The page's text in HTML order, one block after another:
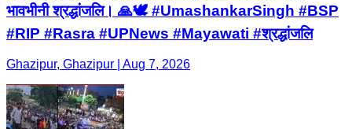
भावभीनी श्रद्धांजलि। 🙏🕊️ #UmashankarSingh #BSP
#RIP #Rasra #UPNews #Mayawati #श्रद्धांजलि
Ghazipur, Ghazipur | Aug 7, 2026